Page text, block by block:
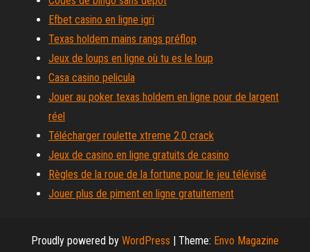
Efbet casino en ligne igri
Texas holdem mains rangs préflop
Jeux de loups en ligne où tu es le loup
Casa casino pelicula
Jouer au poker texas holdem en ligne pour de largent
réel
Télécharger roulette xtreme 2.0 crack
Jeux de casino en ligne gratuits de casino
Règles de la roue de la fortune pour le jeu télévisé
Jouer plus de piment en ligne gratuitement
Proudly powered by WordPress | Theme: Envo Magazine